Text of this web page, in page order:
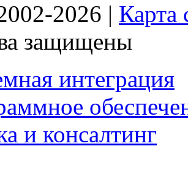
2026 | Карта
защищены
интеграция
и консалтинг